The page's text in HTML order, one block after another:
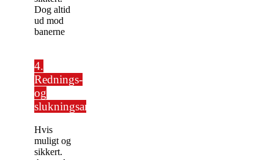
Dog altid
ud mod
banerne
4.
Rednings-
og
slukningsarbejde
Hvis
muligt og
sikkert.